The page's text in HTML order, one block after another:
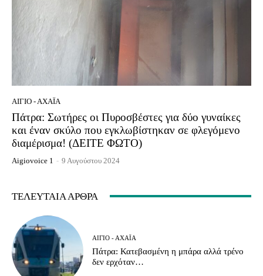
ΑΊΓΙΟ - ΑΧΑΪ́Α
Πάτρα: Σωτήρες οι Πυροσβέστες για δύο γυναίκες
και έναν σκύλο που εγκλωβίστηκαν σε φλεγόμενο
διαμέρισμα! (ΔΕΙΤΕ ΦΩΤΟ)
Aigiovoice 1 - 9 Αυγούστου 2024
ΤΕΛΕΥΤΑΊΑ ΆΡΘΡΑ
ΑΊΓΙΟ - ΑΧΑΪ́Α
Πάτρα: Κατεβασμένη η μπάρα αλλά τρένο
δεν ερχόταν…